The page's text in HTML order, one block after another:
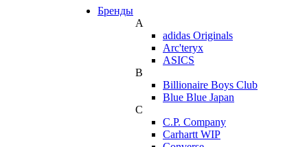
Бренды
A
adidas Originals
Arc'teryx
ASICS
B
Billionaire Boys Club
Blue Blue Japan
C
C.P. Company
Carhartt WIP